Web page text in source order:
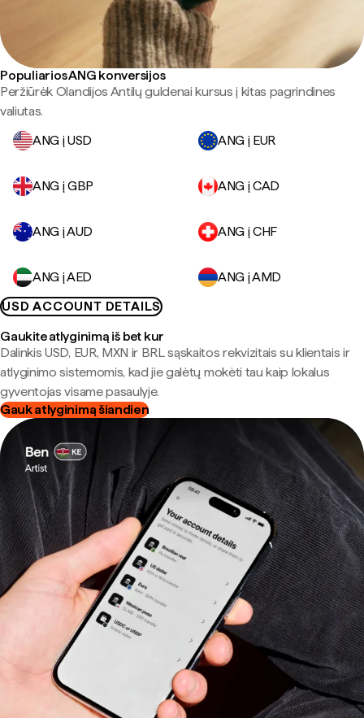
Populiarios ANG konversijos
Peržiūrėk Olandijos Antilų guldenai kursus į kitas pagrindines
valiutas.
ANG į USD
ANG į EUR
ANG į GBP ANG į CAD
ANG į AUD ANG į CHF
ANG į AED
ANG į AMD
USD ACCOUNT DETAILS
Gaukite atlyginimą iš bet kur
Dalinkis USD, EUR, MXN ir BRL sąskaitos rekvizitais su klientais ir
atlyginimo sistemomis, kad jie galėtų mokėti tau kaip lokalus
gyventojas visame pasaulyje.
Gauk atlyginimą šiandien